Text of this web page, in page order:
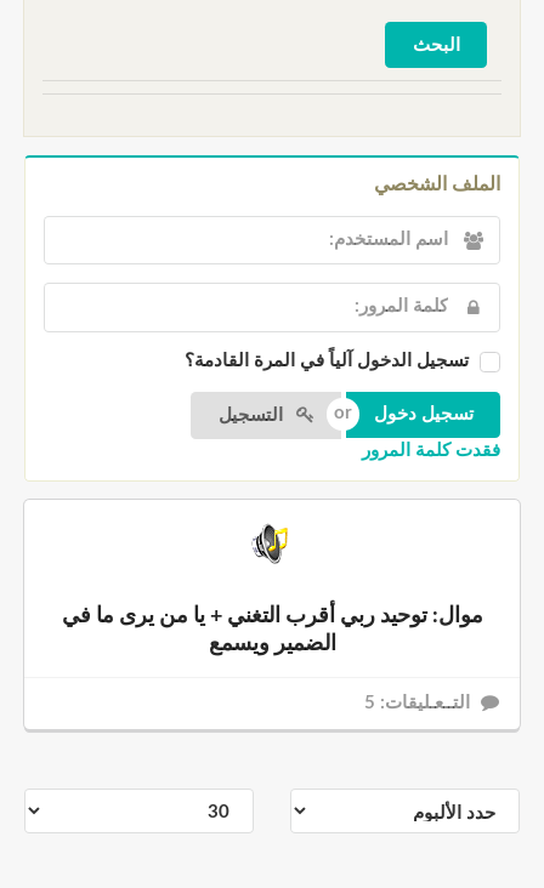
الملف الشخصي
تسجيل الدخول آلياً في المرة القادمة؟
التسجيل
فقدت كلمة المرور
موال: توحيد ربي أقرب التغني + يا من يرى ما في
الضمير ويسمع
التــعـليقات: 5